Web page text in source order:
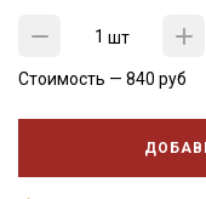
шт
Стоимость — 840 руб